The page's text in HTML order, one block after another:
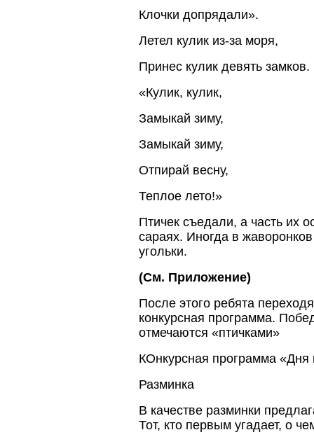
Клочки допрядали».
Летел кулик из-за моря,
Принес кулик девять замков.
«Кулик, кулик,
Замыкай зиму,
Замыкай зиму,
Отпирай весну,
Теплое лето!»
Птичек съедали, а часть их
сараях. Иногда в
угольки.
(См. Приложение)
После этого ребята
конкурсная программа.
отмечаются «птичками»
КОнкурсная программа «Дня
Разминка
В качестве разминки
Тот, кто первым угадает, о